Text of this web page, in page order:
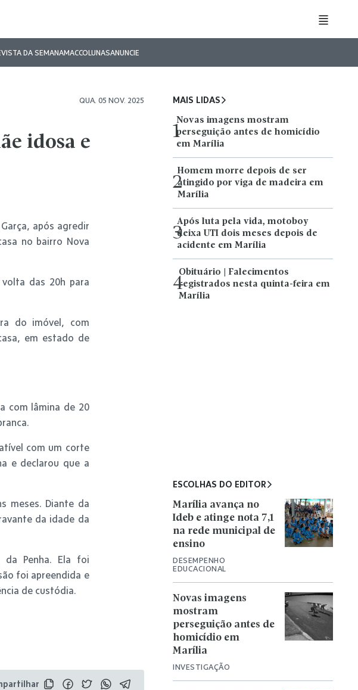
DA SEMANAMACCOLUNASANUNCIE
QUA. 05 NOV. 2025
idosa e
após agredir
no bairro Nova
das 20h para
do imóvel, com
em estado de
com lâmina de 20
com um corte
e declarou que a
meses. Diante da
da idade da
Penha. Ela foi
foi apreendida e
de custódia.
MAIS LIDAS
1
Novas imagens mostram
perseguição antes de homicídio
em Marília
2
Homem morre depois de ser
atingido por viga de madeira em
Marília
3
Após luta pela vida, motoboy
deixa UTI dois meses depois de
acidente em Marília
4
Obituário | Falecimentos
registrados nesta quinta-feira em
Marília
ESCOLHAS DO EDITOR
DESEMPENHO
EDUCACIONAL
Marília avança no
Ideb e atinge nota 7,1
na rede municipal de
ensino
INVESTIGAÇÃO
Novas imagens
mostram
perseguição antes de
homicídio em
Marília